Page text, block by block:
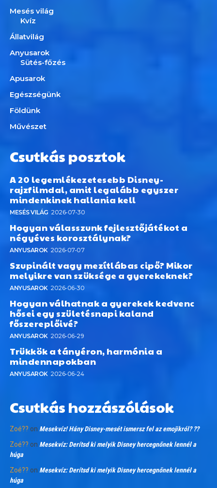
Mesés világ
Kvíz
Állatvilág
Anyusarok
Sütés-főzés
Apusarok
Egészségünk
Földünk
Művészet
Csutkás posztok
A 20 legemlékezetesebb Disney-
rajzfilmdal, amit legalább egyszer
mindenkinek hallania kell
MESÉS VILÁG 2026-07-30
Hogyan válasszunk fejlesztőjátékot a
négyéves korosztálynak?
ANYUSAROK 2026-07-07
Szupinált vagy mezítlábas cipő? Mikor
melyikre van szüksége a gyerekeknek?
ANYUSAROK 2026-06-30
Hogyan válhatnak a gyerekek kedvenc
hősei egy születésnapi kaland
főszereplőivé?
ANYUSAROK 2026-06-29
Trükkök a tányéron, harmónia a
mindennapokban
ANYUSAROK 2026-06-24
Csutkás hozzászólások
Zoé?? on Mesekvíz! Hány Disney-mesét ismersz fel az emojikról? ??
Zoé?? on Mesekvíz: Derítsd ki melyik Disney hercegnőnek lennél a
húga
Zoé?? on Mesekvíz: Derítsd ki melyik Disney hercegnőnek lennél a
húga